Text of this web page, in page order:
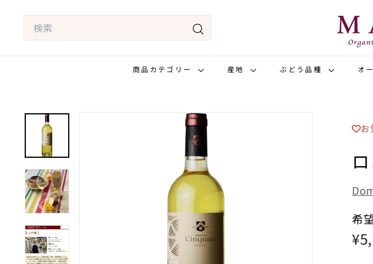
ン
Search
検
索
商品カテゴリー 産地 ぶどう品種 オ
お
希
希